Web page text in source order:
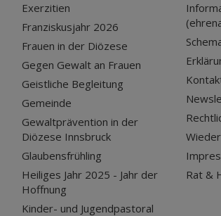
Exerzitien
Franziskusjahr 2026
Frauen in der Diözese
Gegen Gewalt an Frauen
Geistliche Begleitung
Gemeinde
Gewaltprävention in der
Diözese Innsbruck
Glaubensfrühling
Heiliges Jahr 2025 - Jahr der
Hoffnung
Kinder- und Jugendpastoral
Rat &